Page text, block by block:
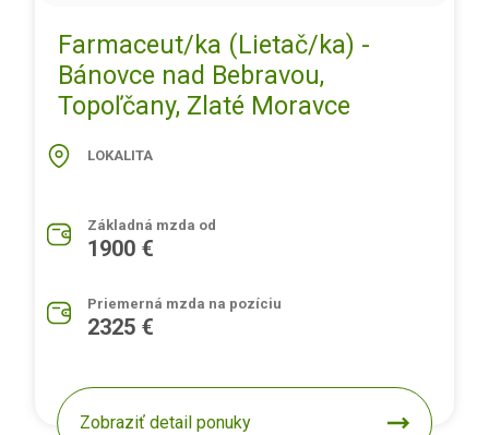
Farmaceut/ka (Lietač/ka) -
Bánovce nad Bebravou,
Topoľčany, Zlaté Moravce
LOKALITA
Základná mzda od
1900 €
Priemerná mzda na pozíciu
2325 €
Zobraziť detail ponuky